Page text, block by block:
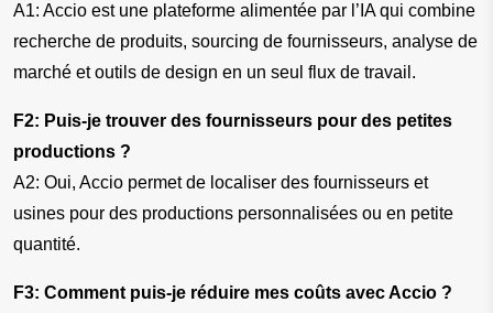
A1: Accio est une plateforme alimentée par l’IA qui combine
recherche de produits, sourcing de fournisseurs, analyse de
marché et outils de design en un seul flux de travail.
F2: Puis-je trouver des fournisseurs pour des petites
productions ?
A2: Oui, Accio permet de localiser des fournisseurs et
usines pour des productions personnalisées ou en petite
quantité.
F3: Comment puis-je réduire mes coûts avec Accio ?